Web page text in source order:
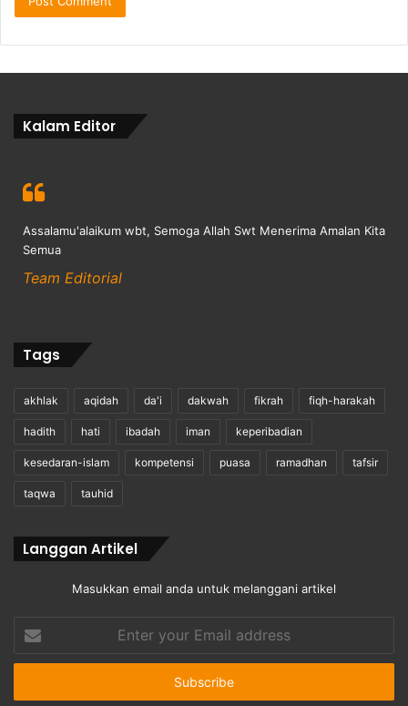
Kalam Editor
Assalamu'alaikum wbt, Semoga Allah Swt Menerima Amalan Kita
Semua
Team Editorial
Tags
akhlak aqidah da'i dakwah fikrah fiqh-harakah
hadith hati ibadah iman keperibadian
kesedaran-islam kompetensi puasa ramadhan tafsir
taqwa tauhid
Langgan Artikel
Masukkan email anda untuk melanggani artikel
your
Email